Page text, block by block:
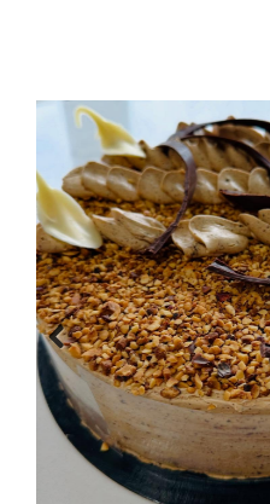
Previous